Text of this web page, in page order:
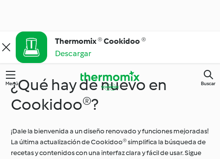
Thermomix ® Cookidoo ®
Descargar
Menú Buscar
¿Qué hay de nuevo en
Cookidoo®?
¡Dale la bienvenida a un diseño renovado y funciones mejoradas!
La última actualización de Cookidoo® simplifica la búsqueda de
recetas y contenidos con una interfaz clara y fácil de usar. Sigue